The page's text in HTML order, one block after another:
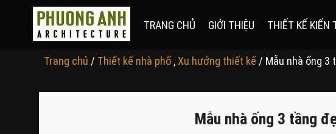
TRANG CHỦ GIỚI THIỆU THIẾT KẾ KIẾN
Trang chủ / Thiết kế nhà phố, Xu hướng thiết kế/ Mẫu nhà ống 3
Mẫu nhà ống 3 tầng